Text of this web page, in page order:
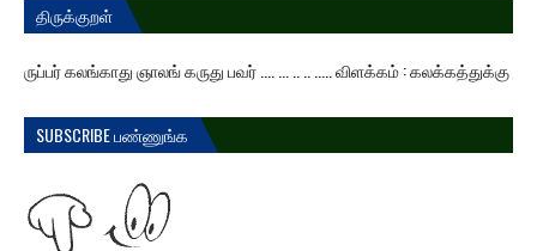
திருக்குறள்
கலங்காது ஞாலங் கருது பவர் .... ... .. .. ..... விளக்கம் : கலக்கத்துக்கு இடம்
SUBSCRIBE பண்ணுங்க